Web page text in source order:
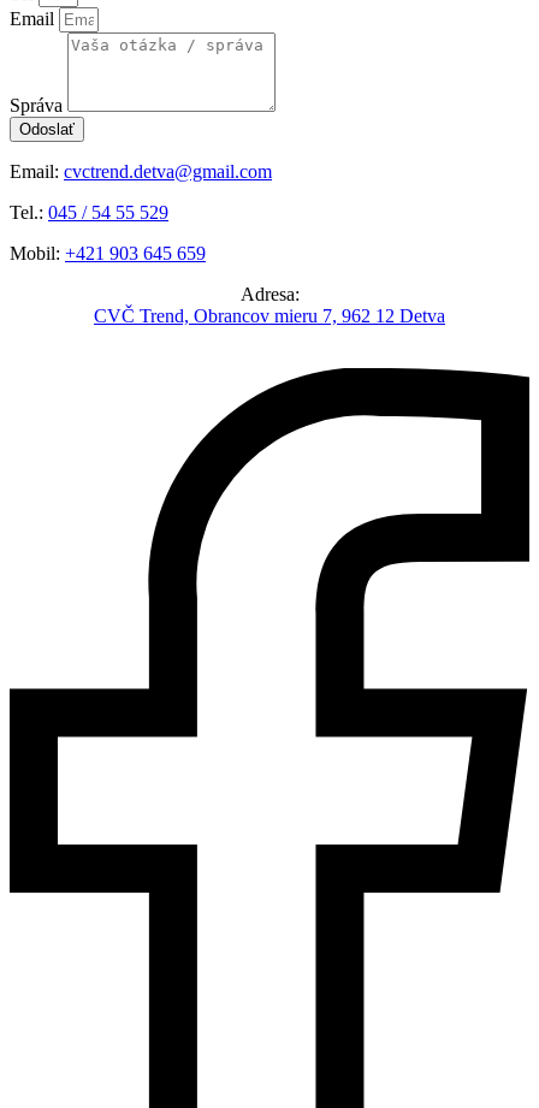
Email
Správa
Odoslať
Email: cvctrend.detva@gmail.com
Tel.: 045 / 54 55 529
Mobil: +421 903 645 659
Adresa:
CVČ Trend, Obrancov mieru 7, 962 12 Detva